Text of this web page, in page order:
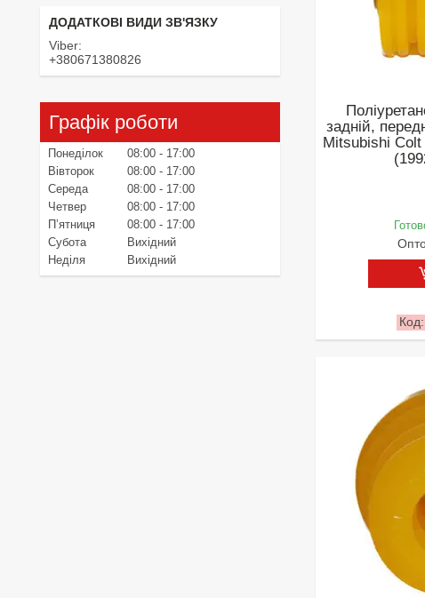
задній,
Mitsubishi Colt
Viber
+380671380826
Графік роботи
Понеділок 08:00
17:00
Вівторок
08:00
17:00
Середа
08:00
17:00
Четвер
08:00
17:00
Пʼятниця
08:00
17:00
Субота
Вихідний
Неділя
Вихідний